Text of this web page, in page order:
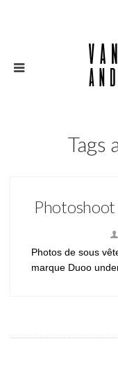
Tags
Photos de sous
marque Duoo